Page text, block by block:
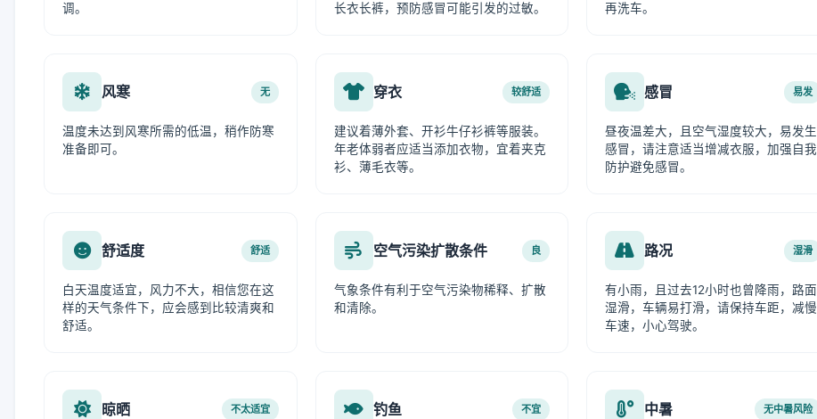
调。
长衣长裤，预防感冒可能引发的过敏。
再洗车。
风寒 无
温度未达到风寒所需的低温，稍作防寒
准备即可。
穿衣 较舒适
建议着薄外套、开衫牛仔衫裤等服装。
年老体弱者应适当添加衣物，宜着夹克
衫、薄毛衣等。
感冒 易发
昼夜温差大，且空气湿度较大，易发生
感冒，请注意适当增减衣服，加强自我
防护避免感冒。
舒适度 舒适
白天温度适宜，风力不大，相信您在这
样的天气条件下，应会感到比较清爽和
舒适。
空气污染扩散条件 良
气象条件有利于空气污染物稀释、扩散
和清除。
路况 湿滑
有小雨，且过去12小时也曾降雨，路面
湿滑，车辆易打滑，请保持车距，减慢
车速，小心驾驶。
晾晒 不太适宜 钓鱼 不宜 中暑 无中暑风险